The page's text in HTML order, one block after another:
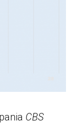
CBS